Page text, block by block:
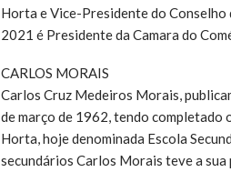
Horta e Vice-Presidente do Conselho
2021 é Presidente da Camara do
CARLOS MORAIS
Carlos Cruz Medeiros Morais,
de março de 1962, tendo completado
Horta, hoje denominada Escola
secundários Carlos Morais teve a